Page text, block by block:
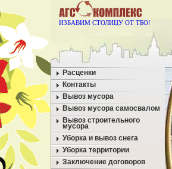
ИЗБАВИМ СТОЛИЦУ ОТ ТБО!
Расценки
Контакты
Вывоз мусора
Вывоз мусора самосвалом
Вывоз строительного
мусора
Уборка и вывоз снега
Уборка территории
Заключение договоров